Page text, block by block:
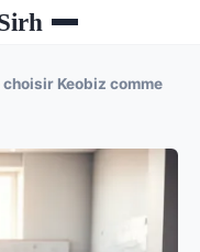
Keobiz comme